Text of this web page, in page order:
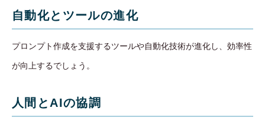
自動化とツールの進化
プロンプト作成を支援するツールや自動化技術が進化し、効率性
が向上するでしょう。
人間とAIの協調